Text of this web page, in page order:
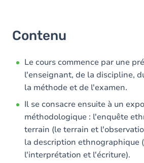
Contenu
Le cours commence par une
l'enseignant, de la discipline,
la méthode et de l'examen.
Il se consacre ensuite à un
méthodologique : l'enquête
terrain (le terrain et
la description ethnographique
l'interprétation et l'écriture).